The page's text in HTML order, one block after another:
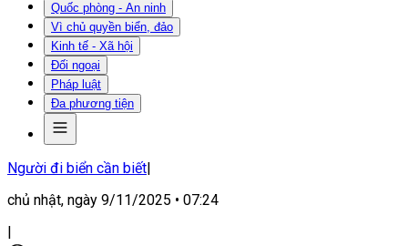
Quốc phòng - An ninh
Vì chủ quyền biển, đảo
Kinh tế - Xã hội
Đối ngoại
Pháp luật
Đa phương tiện
Người đi biển cần biết|
chủ nhật, ngày 9/11/2025 • 07:24
|